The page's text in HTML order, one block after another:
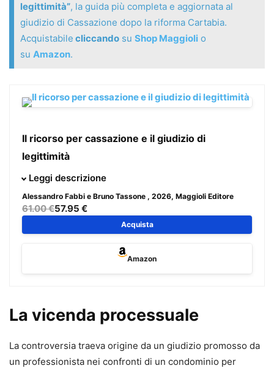
legittimità”, la guida più completa e aggiornata al
giudizio di Cassazione dopo la riforma Cartabia.
Acquistabile cliccando su Shop Maggioli o
su Amazon.
Il ricorso per cassazione e il giudizio di
legittimità
Prime applicazioni dopo la riforma Cartabia e il decreto
La guida più completa e aggiornata al giudizio di
Cassazione dopo la riforma Cartabia.
La riforma Cartabia e il decreto correttivo hanno
trasformato in profondità il giudizio di legittimità,
e Bruno Tassone , offre un’analisi sistematica e operativa
applicazioni giurisprudenziali.
Un’opera corale, realizzata daconsiglieri di Cassazione,
Leggi descrizione
Alessandro Fabbi e Bruno Tassone , 2026, Maggioli Editore
61.00 €57.95 €
Acquista
Amazon
La vicenda processuale
La controversia traeva origine da un giudizio promosso da
un professionista nei confronti di un condominio per